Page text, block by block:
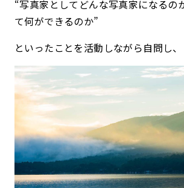
“写真家としてどんな写真家になるの
て何ができるのか”
といったことを活動しながら自問し、